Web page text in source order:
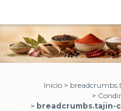
Inicio >
>
> breadcrumbs.tajin-